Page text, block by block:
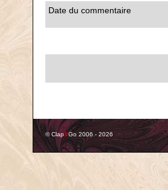
Date du commentaire
© Clap&Go 2006 - 2026